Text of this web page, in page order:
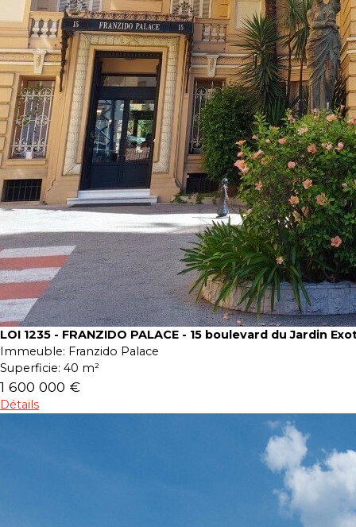
LOI 1235 - FRANZIDO PALACE - 15 boulevard du Jardin
Immeuble: Franzido Palace
Superficie: 40 m²
1 600 000 €
Détails